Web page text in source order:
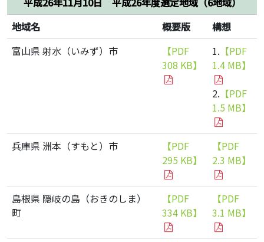
地域名
概要版
構想
富山県 射水（いみず）市
【PDF
308 KB】
1. 【PDF
1.4 MB】
2. 【PDF
1.5 MB】
兵庫県 洲本（すもと）市
【PDF
295 KB】
【PDF
2.3 MB】
島根県 隠岐の島（おきのしま）
町
【PDF
334 KB】
【PDF
3.1 MB】